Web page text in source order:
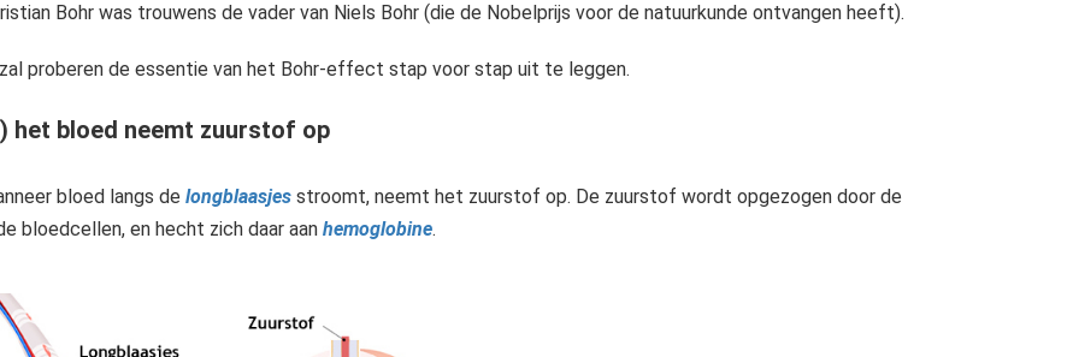
Bohr was trouwens de vader van Niels Bohr (die de Nobelprijs voor de natuurkunde ontvangen heeft).
proberen de essentie van het Bohr-effect stap voor stap uit te leggen.
het bloed neemt zuurstof op
bloed langs de longblaasjes stroomt, neemt het zuurstof op. De zuurstof wordt opgezogen door de
bloedcellen, en hecht zich daar aan hemoglobine.